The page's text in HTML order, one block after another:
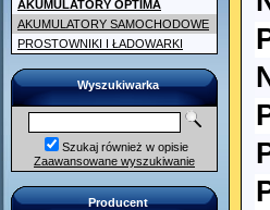
AKUMULATORY OPTIMA
AKUMULATORY SAMOCHODOWE
PROSTOWNIKI I ŁADOWARKI
Wyszukiwarka
Szukaj również w opisie
Zaawansowane wyszukiwanie
Producent